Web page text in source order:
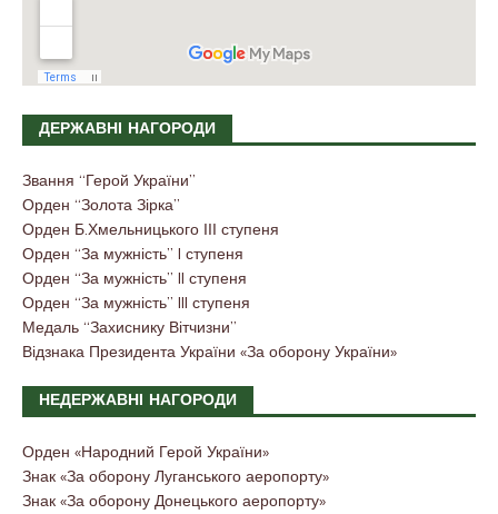
ДЕРЖАВНІ НАГОРОДИ
Звання “Герой України”
Орден “Золота Зірка”
Орден Б.Хмельницького ІІІ ступеня
Орден “За мужність” I ступеня
Орден “За мужність” II ступеня
Орден “За мужність” III ступеня
Медаль “Захиснику Вітчизни”
Відзнака Президента України «За оборону України»
НЕДЕРЖАВНІ НАГОРОДИ
Орден «Народний Герой України»
Знак «За оборону Луганського аеропорту»
Знак «За оборону Донецького аеропорту»